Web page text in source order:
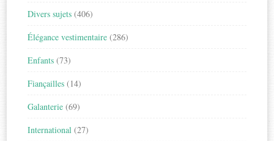
Divers sujets (406)
Élégance vestimentaire (286)
Enfants (73)
Fiançailles (14)
Galanterie (69)
International (27)